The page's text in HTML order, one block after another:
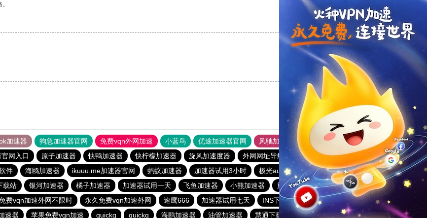
支持 [0] 反对 [0]
支持
加速器 狗急加速器官网 免费vqn外网加速 小蓝鸟 优途加速器官网 风驰加速器
旋风加速器
网入口 原子加速器 快鸭加速器 快柠檬加速器 旋风加速度器 外网网址导航 软件中心 雷霆加速
狂飙加速器
件 海鸥加速器 ikuuu.me加速器官网 蚂蚁加速器 加速器试用3小时 极光aurora加速器 云梯加速器
银河加速器
载站 银河加速器 橘子加速器 加速器试用一天 飞鱼加速器 小熊加速器 旋风加速度器
白鲸加速器
费vqn加速外网不限时 永久免费vqn加速外网 速鹰666 加速器试用七天 INS下载站
闪电猫加速器
速器 苹果免费vqn加速 quickq quickq 海鸥加速器 油管加速器 慧通下载站 白鲸加速器 hammer加速器